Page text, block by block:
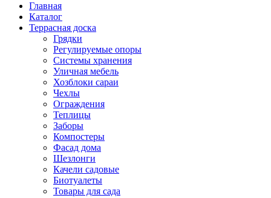
Главная
Каталог
Террасная доска
Грядки
Регулируемые опоры
Системы хранения
Уличная мебель
Хозблоки сараи
Чехлы
Ограждения
Теплицы
Заборы
Компостеры
Фасад дома
Шезлонги
Качели садовые
Биотуалеты
Товары для сада